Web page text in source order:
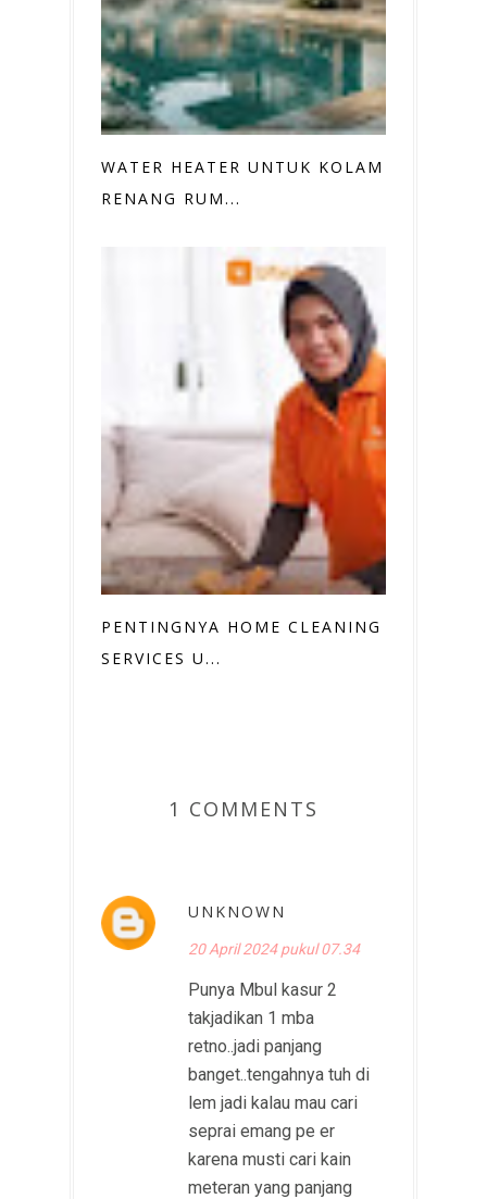
WATER HEATER UNTUK KOLAM
RENANG RUM...
PENTINGNYA HOME CLEANING
SERVICES U...
1 COMMENTS
UNKNOWN
20 April 2024 pukul 07.34
Punya Mbul kasur 2
takjadikan 1 mba
retno..jadi panjang
banget..tengahnya tuh di
lem jadi kalau mau cari
seprai emang pe er
karena musti cari kain
meteran yang panjang